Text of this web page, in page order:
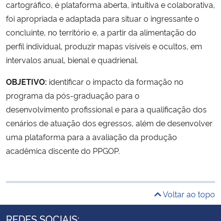
cartográfico, é plataforma aberta, intuitiva e colaborativa,
foi apropriada e adaptada para situar o ingressante o
concluinte, no território e, a partir da alimentação do
perfil individual, produzir mapas visíveis e ocultos, em
intervalos anual, bienal e quadrienal.
OBJETIVO: identificar o impacto da formação no
programa da pós-graduação para o
desenvolvimento profissional e para a qualificação dos
cenários de atuação dos egressos, além de desenvolver
uma plataforma para a avaliação da produção
acadêmica discente do PPGOP.
Voltar ao topo